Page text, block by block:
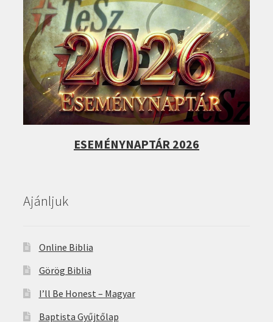
ESEMÉNYNAPTÁR 2026
Ajánljuk
Online Biblia
Görög Biblia
I’ll Be Honest – Magyar
Baptista Gyűjtőlap